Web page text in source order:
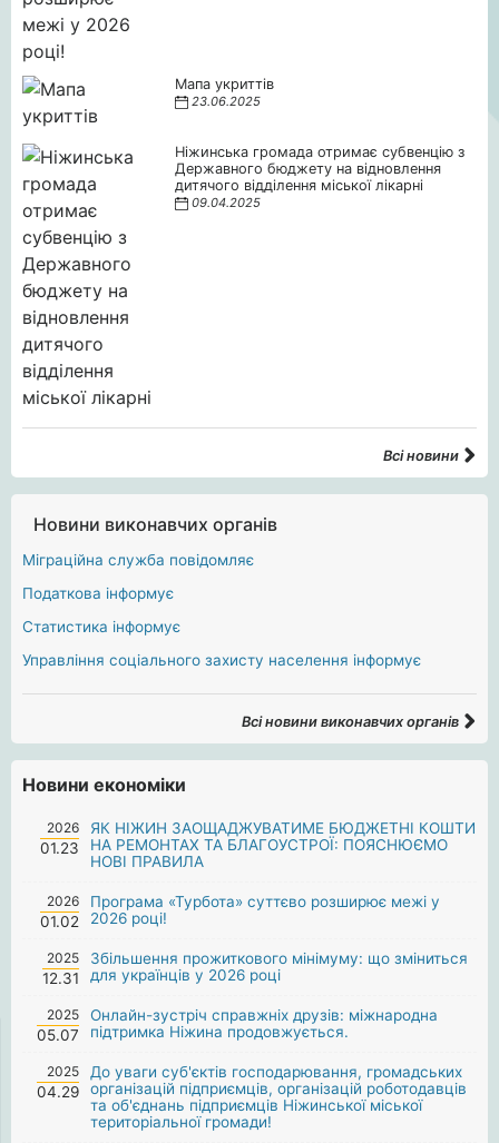
Мапа укриттів
23.06.2025
Ніжинська громада отримає субвенцію з
Державного бюджету на відновлення
дитячого відділення міської лікарні
09.04.2025
Всі новини
Новини виконавчих органів
Міграційна служба повідомляє
Податкова інформує
Статистика інформує
Управління соціального захисту населення інформує
Всі новини виконавчих органів
Новини економіки
2026
01.23
ЯК НІЖИН ЗАОЩАДЖУВАТИМЕ БЮДЖЕТНІ КОШТИ
НА РЕМОНТАХ ТА БЛАГОУСТРОЇ: ПОЯСНЮЄМО
НОВІ ПРАВИЛА
2026
01.02
Програма «Турбота» суттєво розширює межі у
2026 році!
2025
12.31
Збільшення прожиткового мінімуму: що зміниться
для українців у 2026 році
2025
05.07
Онлайн-зустріч справжніх друзів: міжнародна
підтримка Ніжина продовжується.
2025
04.29
До уваги суб'єктів господарювання, громадських
організацій підприємців, організацій роботодавців
та об'єднань підприємців Ніжинської міської
територіальної громади!